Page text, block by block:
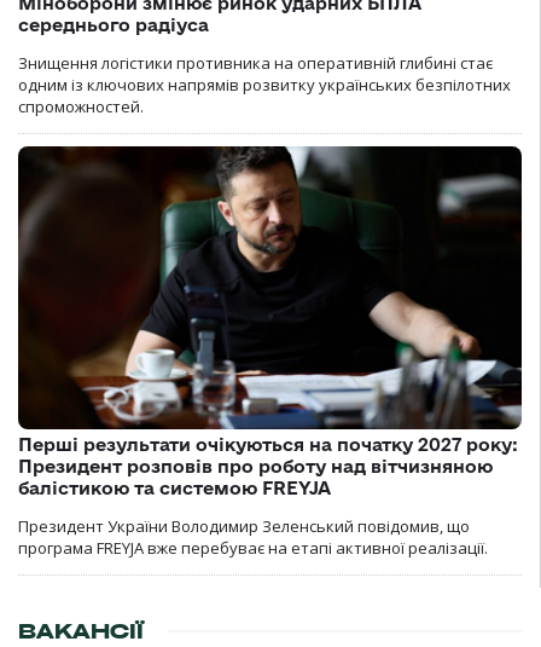
середнього радіуса
Знищення логістики противника на оперативній глибині стає
одним із ключових напрямів розвитку українських безпілотних
спроможностей.
Перші результати очікуються на початку 2027 року:
Президент розповів про роботу над вітчизняною
балістикою та системою FREYJA
Президент України Володимир Зеленський повідомив, що
програма FREYJA вже перебуває на етапі активної реалізації.
ВАКАНСІЇ